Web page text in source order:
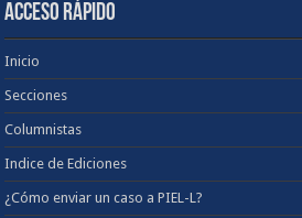
ACCESO RÁPIDO
Inicio
Secciones
Columnistas
Indice de Ediciones
¿Cómo enviar un caso a PIEL-L?